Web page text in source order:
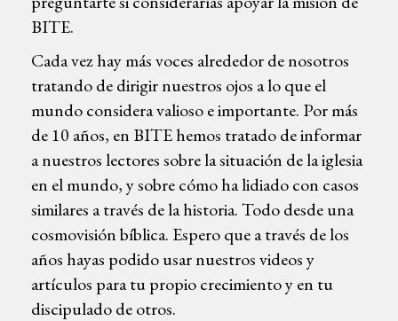
BITE.
Cada vez hay más voces alrededor de nosotros
tratando de dirigir nuestros ojos a lo que el
mundo considera valioso e importante. Por más
de 10 años, en BITE hemos tratado de informar
a nuestros lectores sobre la situación de la iglesia
en el mundo, y sobre cómo ha lidiado con casos
similares a través de la historia. Todo desde una
cosmovisión bíblica. Espero que a través de los
años hayas podido usar nuestros videos y
artículos para tu propio crecimiento y en tu
discipulado de otros.